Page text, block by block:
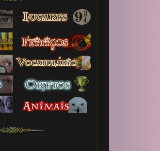
1️⃣ 8️⃣